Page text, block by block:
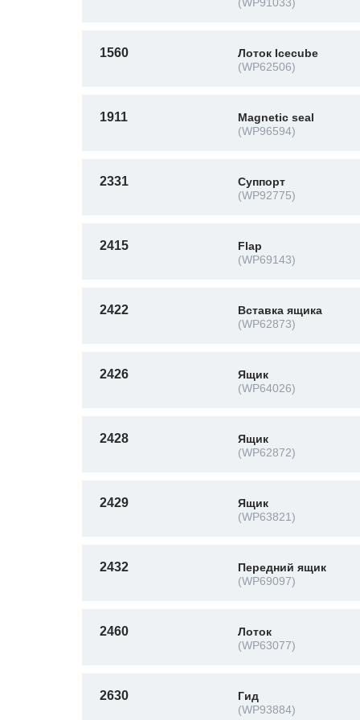
1560
Лоток Icecube
(WP62506)
1911
Magnetic seal
(WP96594)
2331
Суппорт
(WP92775)
2415
Flap
(WP69143)
2422
Вставка ящика
(WP62873)
2426
Ящик
(WP64026)
2428
Ящик
(WP62872)
2429
Ящик
(WP63821)
2432
Передний ящик
(WP69097)
2460
Лоток
(WP63077)
2630
Гид
(WP93884)